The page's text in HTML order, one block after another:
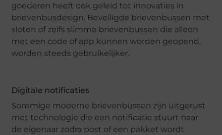
goederen heeft ook geleid tot innovaties in
brievenbusdesign. Beveiligde brievenbussen met
sloten of zelfs slimme brievenbussen die alleen
met een code of app kunnen worden geopend,
worden steeds gebruikelijker.
Digitale notificaties
Sommige moderne brievenbussen zijn uitgerust
met technologie die een notificatie stuurt naar
de eigenaar zodra post of een pakket wordt